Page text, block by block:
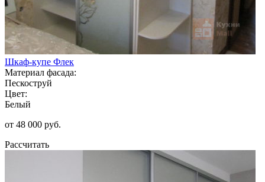
Шкаф-купе Флек
Материал фасада:
Пескоструй
Цвет:
Белый
от 48 000 руб.
Рассчитать